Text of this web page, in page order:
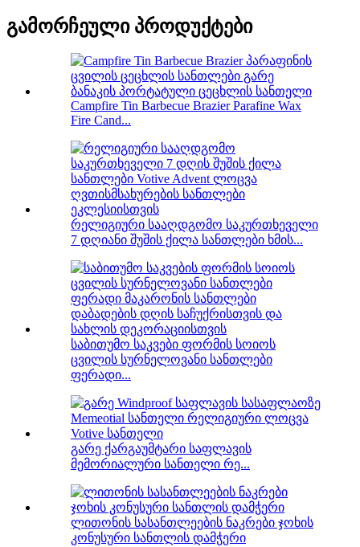
გამორჩეული პროდუქტები
Campfire Tin Barbecue Brazier Parafine Wax
Fire Cand...
რელიგიური სააღდგომო საკურთხეველი
7 დღიანი შუშის ქილა სანთლები ხმის...
საბითუმო საკვები ფორმის სოიოს
ცვილის სურნელოვანი სანთლები
ფერადი...
გარე ქარგაუმტარი საფლავის
მემორიალური სანთელი რე...
ლითონის სასანთლეების ნაკრები ჯოხის
კონუსური სანთლის დამჭერი